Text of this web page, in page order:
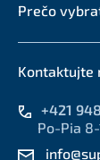
Prečo
Kontaktujte
+421
Po-Pia